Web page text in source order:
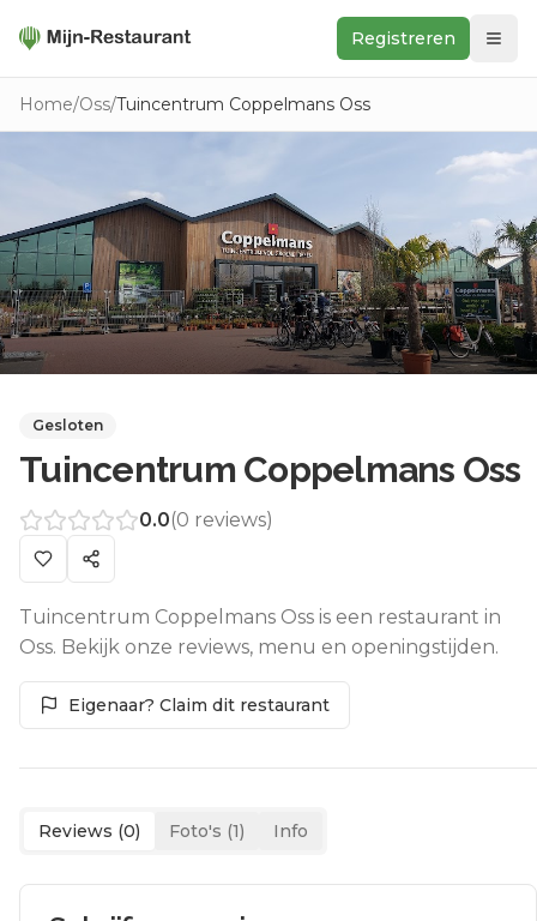
Registreren
Zoeken
Keukens
Foodwall
Reviews
Home/Oss/Tuincentrum Coppelmans Oss
Gesloten
Tuincentrum Coppelmans Oss
0.0(0 reviews)
Tuincentrum Coppelmans Oss is een restaurant in
Oss. Bekijk onze reviews, menu en openingstijden.
Eigenaar? Claim dit restaurant
Reviews (0) Foto's (1) Info